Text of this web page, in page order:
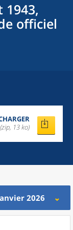
1943,
officiel
(zip, 13 ko)
2026